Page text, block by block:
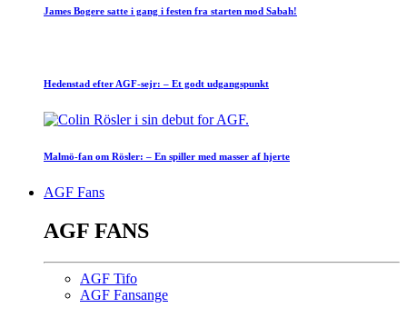
James Bogere satte i gang i festen fra starten mod Sabah!
Hedenstad efter AGF-sejr: – Et godt udgangspunkt
Malmö-fan om Rösler: – En spiller med masser af hjerte
AGF Fans
AGF FANS
AGF Tifo
AGF Fansange